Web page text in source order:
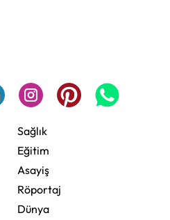
Sağlık
Eğitim
Asayiş
Röportaj
Dünya